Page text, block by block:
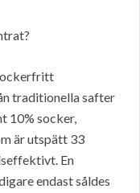
traditionella safter
10% socker,
är utspätt 33
En
endast såldes